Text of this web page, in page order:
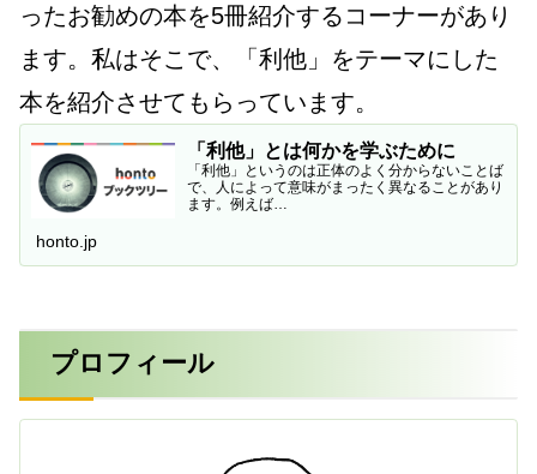
ったお勧めの本を5冊紹介するコーナーがあり
ます。私はそこで、「利他」をテーマにした
本を紹介させてもらっています。
「利他」とは何かを学ぶために
「利他」というのは正体のよく分からないことば
で、人によって意味がまったく異なることがあり
ます。例えば…
honto.jp
プロフィール